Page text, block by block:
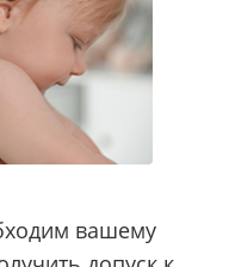
вашему